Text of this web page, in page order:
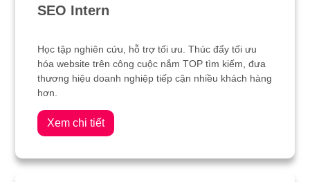
SEO Intern
Học tập nghiên cứu, hỗ trợ tối ưu. Thúc đẩy tối ưu
hóa website trên công cuộc nắm TOP tìm kiếm, đưa
thương hiệu doanh nghiệp tiếp cận nhiều khách hàng
hơn.
Xem chi tiết